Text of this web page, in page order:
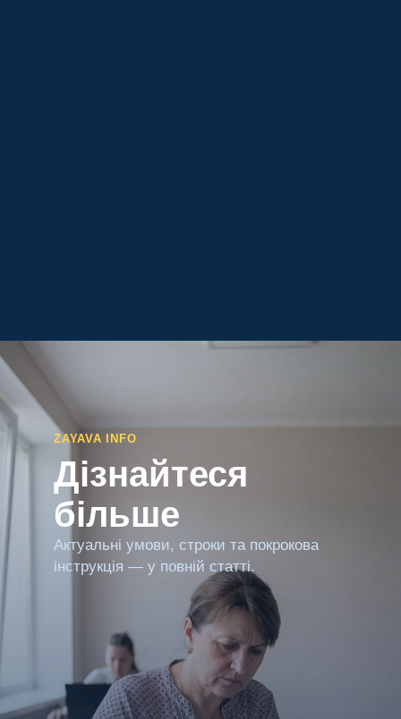
ZAYAVA INFO
Дізнайтеся
більше
Актуальні умови, строки та покрокова
інструкція — у повній статті.